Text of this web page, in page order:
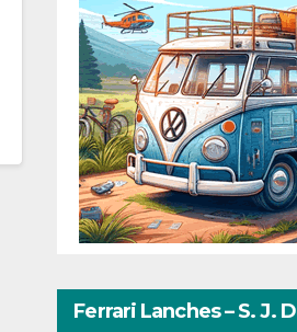
Ferrari Lanches – S. J.